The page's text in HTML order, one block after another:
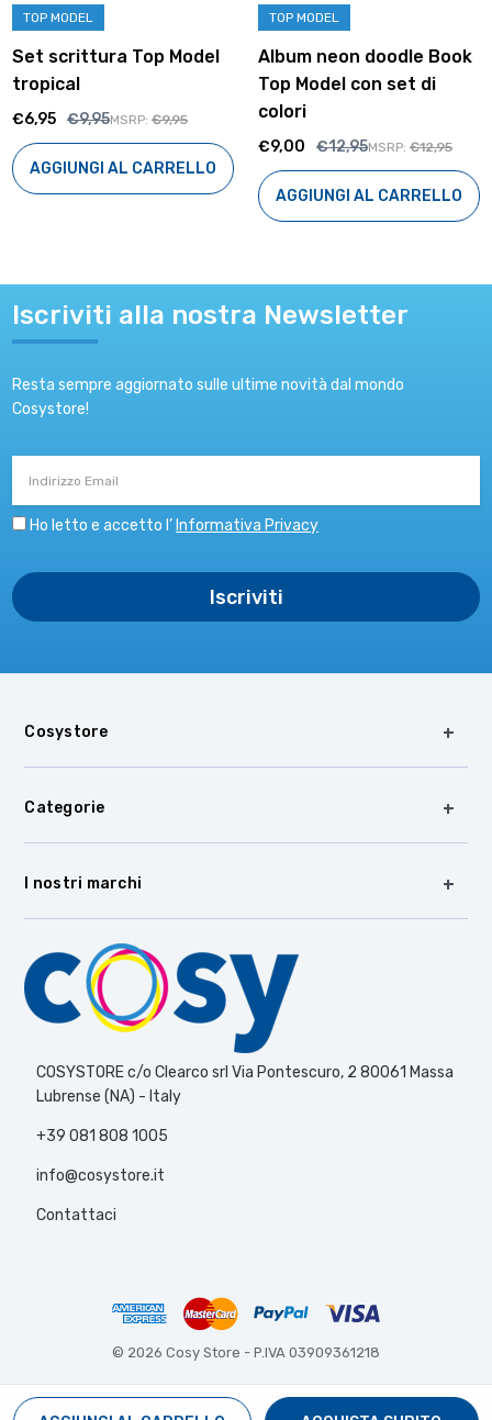
TOP MODEL
Set scrittura Top Model
tropical
€6,95 €9,95MSRP:€9,95
AGGIUNGI AL CARRELLO
TOP MODEL
Album neon doodle Book
Top Model con set di
colori
€9,00 €12,95MSRP:€12,95
AGGIUNGI AL CARRELLO
Iscriviti alla nostra Newsletter
Resta sempre aggiornato sulle ultime novità dal mondo
Cosystore!
Ho letto e accetto l’ Informativa Privacy
Cosystore
Categorie
I nostri marchi
COSYSTORE c/o Clearco srl Via Pontescuro, 2 80061 Massa
Lubrense (NA) - Italy
+39 081 808 1005
info@cosystore.it
Contattaci
© 2026 Cosy Store - P.IVA 03909361218